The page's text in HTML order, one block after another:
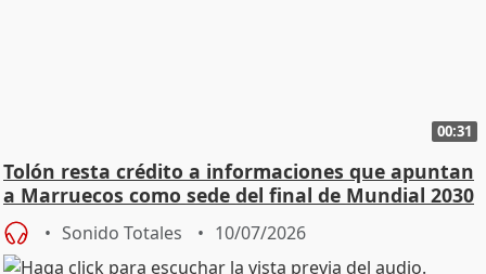
00:31
Tolón resta crédito a informaciones que apuntan
a Marruecos como sede del final de Mundial 2030
Sonido Totales 10/07/2026